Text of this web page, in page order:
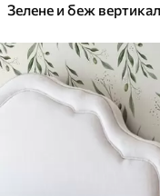
Зелене и беж